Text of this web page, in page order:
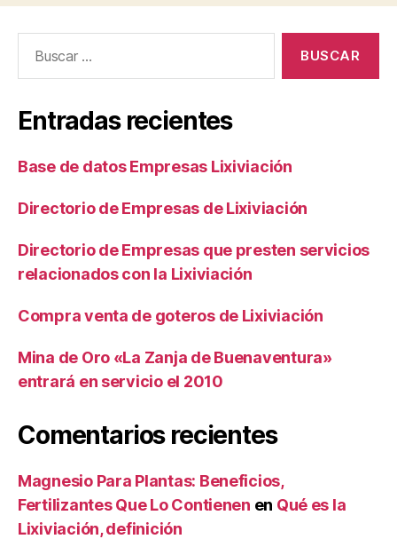
Entradas recientes
Base de datos Empresas Lixiviación
Directorio de Empresas de Lixiviación
Directorio de Empresas que presten servicios
relacionados con la Lixiviación
Compra venta de goteros de Lixiviación
Mina de Oro «La Zanja de Buenaventura»
entrará en servicio el 2010
Comentarios recientes
Magnesio Para Plantas: Beneficios,
Fertilizantes Que Lo Contienen en Qué es la
Lixiviación, definición